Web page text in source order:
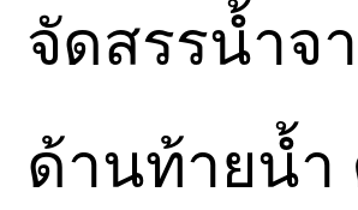
จัดสรรน้ำจ
ด้านท้ายน้ำ